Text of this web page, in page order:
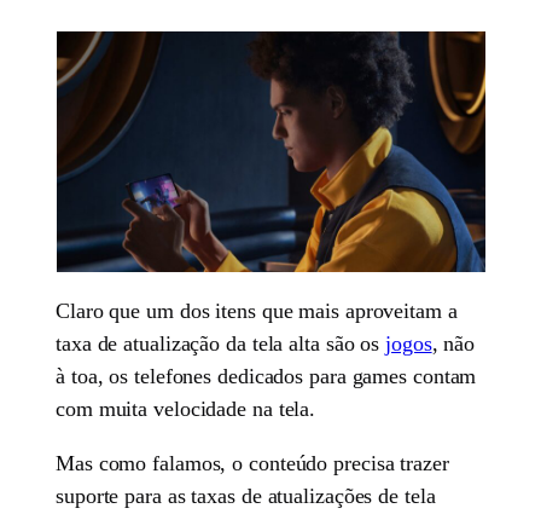
Claro que um dos itens que mais aproveitam a
taxa de atualização da tela alta são osjogos, não
à toa, os telefones dedicados para games contam
com muita velocidade na tela.
Mas como falamos, o conteúdo precisa trazer
suporte para as taxas de atualizações de tela